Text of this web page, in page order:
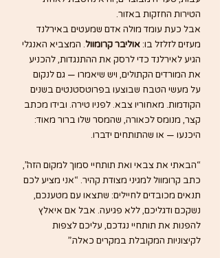
הטירות החזקות באזור.
אבל כעת עומד מולה אדם שמעטים באירלנד
מעזים לזלזל בו: אוליבר קרומוול. המצביא האנגלי
הגיע לאירלנד כדי לרסק את ההתנגדות, להכניע
את המורדים הקתולים, ויש שיאמרו — גם לנקום
על מעשי הטבח שבוצעו בפרוטסטנטים בשנים
הקודמות. מאחוריו צבא. לפניו טירה. ובידו מכתב
קצר, מנומס לכאורה, שהמסר שלו ברור מאוד:
היכנעו — או שהתותחים ידברו.
“הבאתי את צבאי ואת תותחיי סמוך למקום הזה”,
כתב קרומוול למגיני מצודת קהיר. “אני מציע לכם
תנאים מכובדים לחיילים: שתצאו עם מטענכם,
נשקכם ודגליכם, ללא פגיעה. אבל אם איאלץ
להפנות את תותחיי נגדכם, עליכם לצפות
לקיצוניות המקובלת במקרים כאלה.”